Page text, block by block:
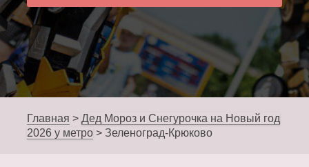
Главная > Дед Мороз и Снегурочка на Новый год
2026 у метро > Зеленоград-Крюково